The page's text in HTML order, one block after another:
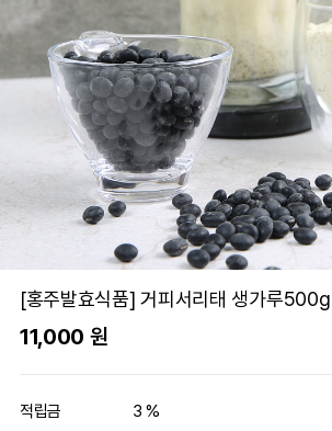
[홍주발효식품] 거피서리태 생가루500g
11,000 원
적립금 3 %